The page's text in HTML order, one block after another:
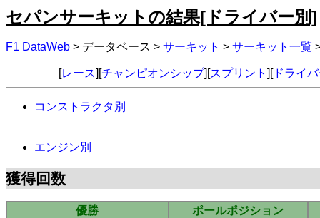
セパンサーキットの結果[ドライバー別]
F1 DataWeb > データベース > サーキット > サーキット一覧
[レース][チャンピオンシップ][スプリント ][ドライ
コンストラクタ別
エンジン別
獲得回数
優勝
ポールポジション